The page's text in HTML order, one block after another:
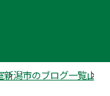
新潟市のブログ一覧山の